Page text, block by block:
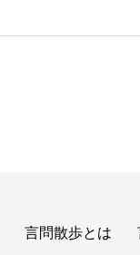
言問散歩とは